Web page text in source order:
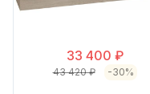
33 400 ₽
43 420 ₽ -30%